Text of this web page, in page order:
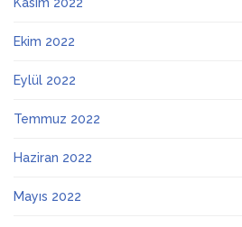
Ekim 2022
Eylül 2022
Temmuz 2022
Haziran 2022
Mayıs 2022